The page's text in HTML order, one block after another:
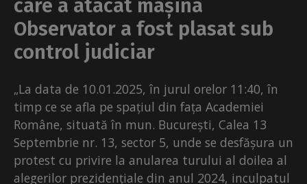
care a atacat mașina
Observator a fost plasat sub
control judiciar
„La data de 10.01.2025, în jurul orelor 11:40, în
timp ce se afla pe spațiul din fața Academiei
Române, situată în mun. București, Calea 13
Septembrie nr. 13, sector 5, unde se desfășura un
protest cu privire la anularea turului al doilea al
alegerilor prezidențiale din anul 2024, inculpatul